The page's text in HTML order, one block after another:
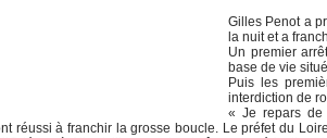
Gilles Penot a
la nuit et a
Un premier
base de vie
Puis les
interdiction de
« Je repars de
réussi à franchir la grosse boucle. Le préfet du